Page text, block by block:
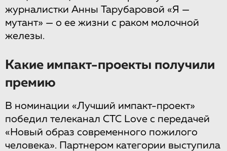
журналистки Анны Тарубаровой «Я —
мутант» — о ее жизни с раком молочной
железы.
Какие импакт-проекты получили
премию
В номинации «Лучший импакт-проект»
победил телеканал CТС Love с передачей
«Новый образ современного пожилого
человека». Партнером категории выступила